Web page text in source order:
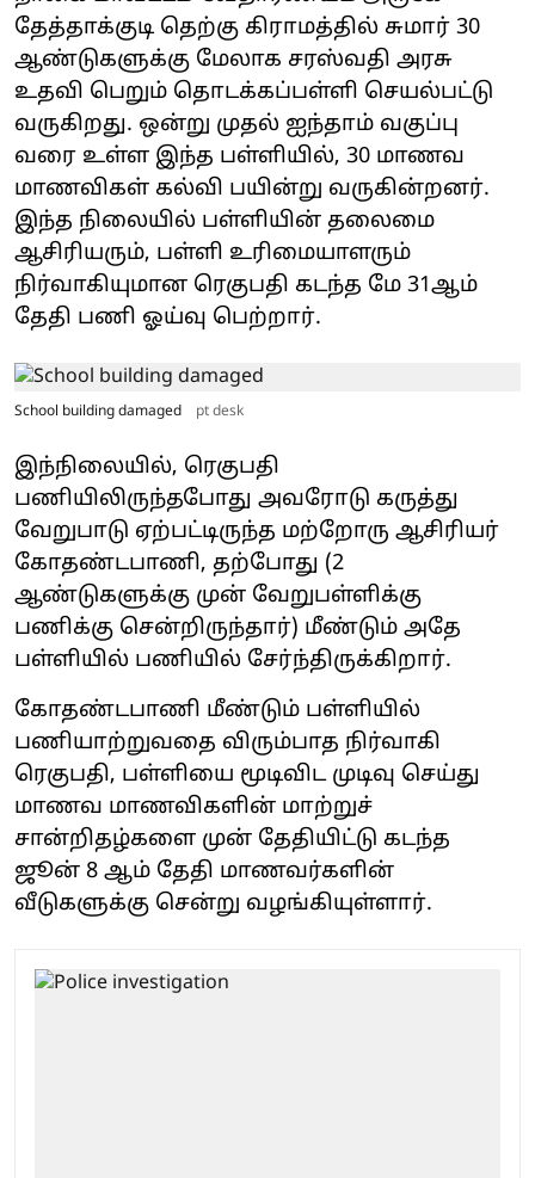
தேத்தாக்குடி தெற்கு கிராமத்தில் சுமார் 30
ஆண்டுகளுக்கு மேலாக சரஸ்வதி அரசு
உதவி பெறும் தொடக்கப்பள்ளி செயல்பட்டு
வருகிறது. ஒன்று முதல் ஐந்தாம் வகுப்பு
வரை உள்ள இந்த பள்ளியில், 30 மாணவ
மாணவிகள் கல்வி பயின்று வருகின்றனர்.
இந்த நிலையில் பள்ளியின் தலைமை
ஆசிரியரும், பள்ளி உரிமையாளரும்
நிர்வாகியுமான ரெகுபதி கடந்த மே 31ஆம்
தேதி பணி ஓய்வு பெற்றார்.
School building damaged pt desk
இந்நிலையில், ரெகுபதி
பணியிலிருந்தபோது அவரோடு கருத்து
வேறுபாடு ஏற்பட்டிருந்த மற்றோரு ஆசிரியர்
கோதண்டபாணி, தற்போது (2
ஆண்டுகளுக்கு முன் வேறுபள்ளிக்கு
பணிக்கு சென்றிருந்தார்) மீண்டும் அதே
பள்ளியில் பணியில் சேர்ந்திருக்கிறார்.
கோதண்டபாணி மீண்டும் பள்ளியில்
பணியாற்றுவதை விரும்பாத நிர்வாகி
ரெகுபதி, பள்ளியை மூடிவிட முடிவு செய்து
மாணவ மாணவிகளின் மாற்றுச்
சான்றிதழ்களை முன் தேதியிட்டு கடந்த
ஜூன் 8 ஆம் தேதி மாணவர்களின்
வீடுகளுக்கு சென்று வழங்கியுள்ளார்.